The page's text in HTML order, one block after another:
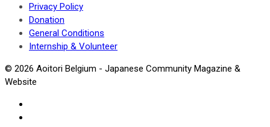
Privacy Policy
Donation
General Conditions
Internship & Volunteer
© 2026 Aoitori Belgium - Japanese Community Magazine &
Website